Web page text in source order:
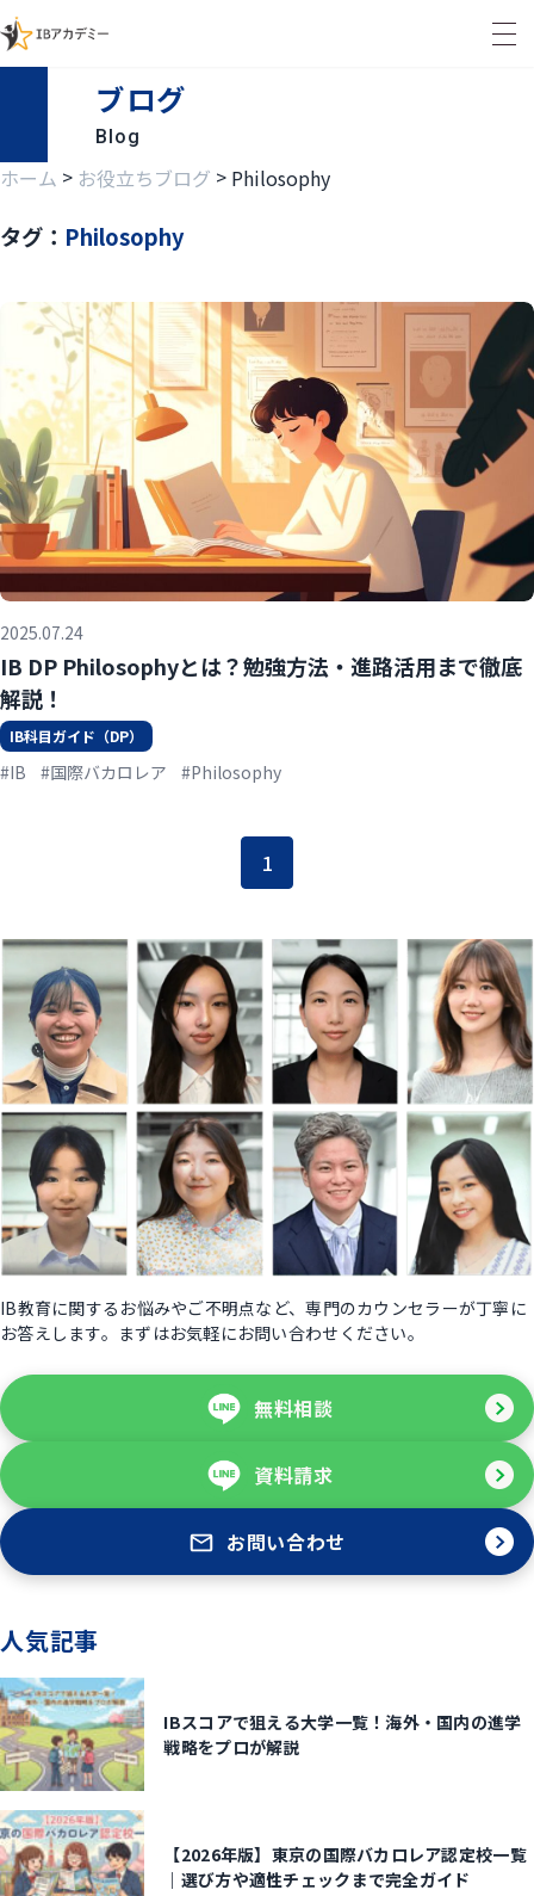
ブログ
Blog
ホーム > お役立ちブログ > Philosophy
タグ： Philosophy
2025.07.24
IB DP Philosophyとは？勉強方法・進路活用まで徹底
解説！
IB科目ガイド（DP）
#IB #国際バカロレア #Philosophy
1
IB教育に関するお悩みやご不明点など、専門のカウンセラーが丁寧に
お答えします。まずはお気軽にお問い合わせください。
無料相談
資料請求
お問い合わせ
人気記事
IBスコアで狙える大学一覧！海外・国内の進学
戦略をプロが解説
【2026年版】東京の国際バカロレア認定校一覧
｜選び方や適性チェックまで完全ガイド